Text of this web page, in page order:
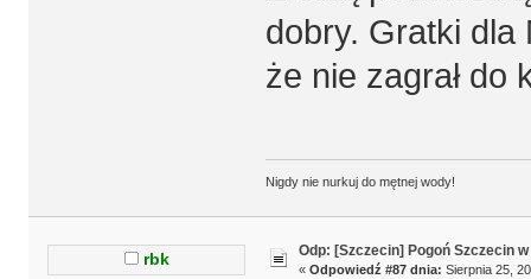
dobry. Gratki dla
że nie zagrał do
Nigdy nie nurkuj do mętnej wody!
rbk Odp: [Szczecin] Pogoń Szczecin
« Odpowiedź #87 dnia: Sierpnia 25,